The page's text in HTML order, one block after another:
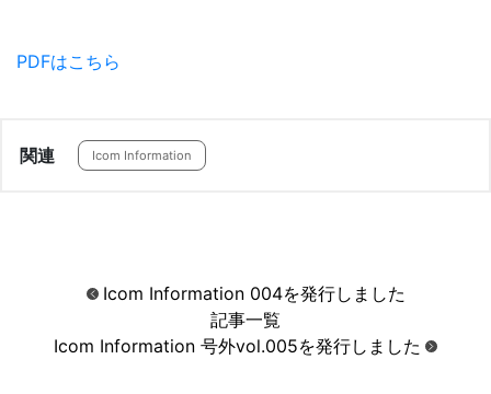
PDFはこちら
関連 Icom Information
Icom Information 004を発行しました
記事一覧
Icom Information 号外vol.005を発行しました